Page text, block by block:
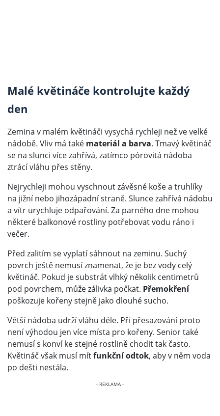
Malé květináče kontrolujte každý
den
Zemina v malém květináči vysychá rychleji než ve velké
nádobě. Vliv má také materiál a barva. Tmavý květináč
se na slunci více zahřívá, zatímco pórovitá nádoba
ztrácí vláhu přes stěny.
Nejrychleji mohou vyschnout závěsné koše a truhlíky
na jižní nebo jihozápadní straně. Slunce zahřívá nádobu
a vítr urychluje odpařování. Za parného dne mohou
některé balkonové rostliny potřebovat vodu ráno i
večer.
Před zalitím se vyplatí sáhnout na zeminu. Suchý
povrch ještě nemusí znamenat, že je bez vody celý
květináč. Pokud je substrát vlhký několik centimetrů
pod povrchem, může zálivka počkat. Přemokření
poškozuje kořeny stejně jako dlouhé sucho.
Větší nádoba udrží vláhu déle. Při přesazování proto
není výhodou jen více místa pro kořeny. Senior také
nemusí s konví ke stejné rostlině chodit tak často.
Květináč však musí mítfunkční odtok, aby v něm voda
po dešti nestála.